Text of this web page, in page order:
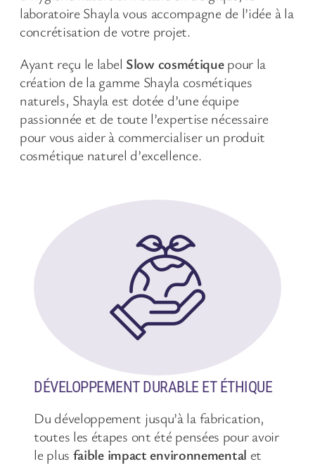
laboratoire Shayla vous accompagne de l’idée à la
concrétisation de votre projet.
Ayant reçu le label Slow cosmétiquepour la
création de la gamme Shayla cosmétiques
naturels, Shayla est dotée d’une équipe
passionnée et de toute l’expertise nécessaire
pour vous aider à commercialiser un produit
cosmétique naturel d’excellence.
DÉVELOPPEMENT DURABLE ET ÉTHIQUE
Du développement jusqu’à la fabrication,
toutes les étapes ont été pensées pour avoir
le plus faible impact environnemental et